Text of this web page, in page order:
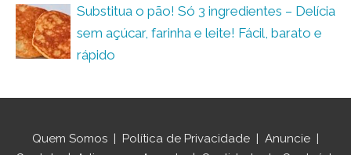
Substitua o pão! Só 3 ingredientes – Delícia
sem açúcar, farinha e leite! Fácil, barato e
rápido
Quem Somos | Política de Privacidade | Anuncie |